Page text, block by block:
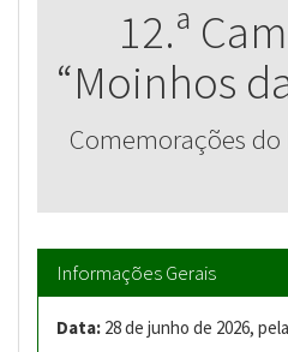
12.ª
“Moinhos
Comemorações do
Informações Gerais
Data: 28 de junho de 2026,